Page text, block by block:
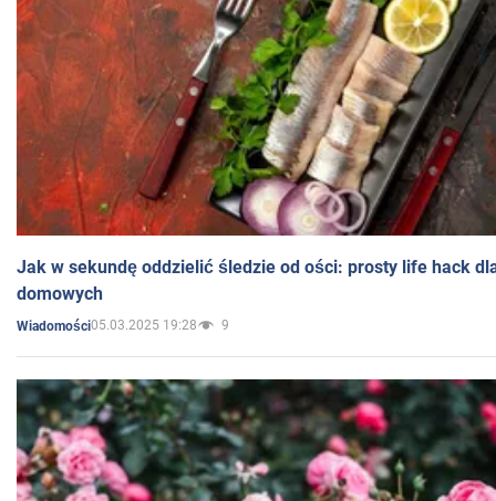
Jak w sekundę oddzielić śledzie od ości: prosty life hack
domowych
Wiadomości05.03.2025 19:28 9